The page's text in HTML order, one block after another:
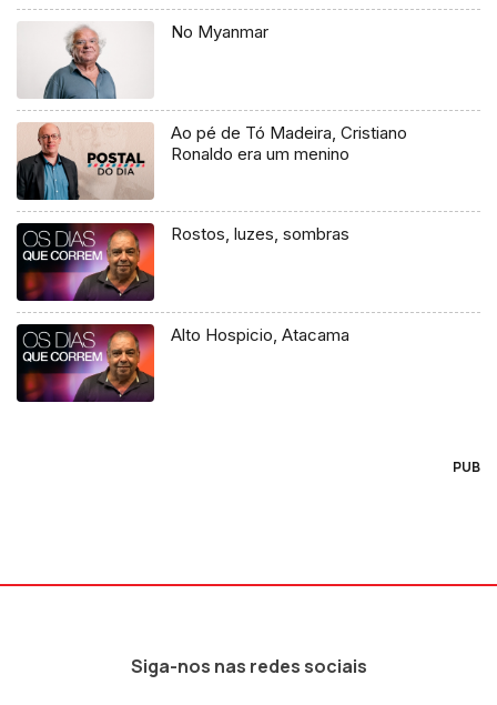
No Myanmar
Ao pé de Tó Madeira, Cristiano
Ronaldo era um menino
Rostos, luzes, sombras
Alto Hospicio, Atacama
PUB
Siga-nos nas redes sociais